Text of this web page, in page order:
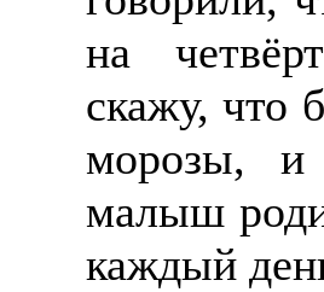
на
скажу, что
морозы, и
малыш
каждый